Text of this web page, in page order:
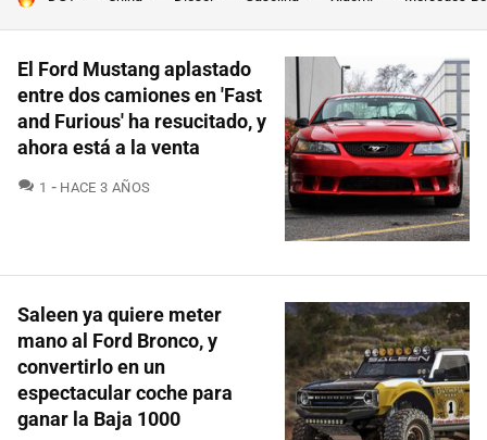
El Ford Mustang aplastado
entre dos camiones en 'Fast
and Furious' ha resucitado, y
ahora está a la venta
1 COMENTARIOS
HACE 3 AÑOS
Saleen ya quiere meter
mano al Ford Bronco, y
convertirlo en un
espectacular coche para
ganar la Baja 1000